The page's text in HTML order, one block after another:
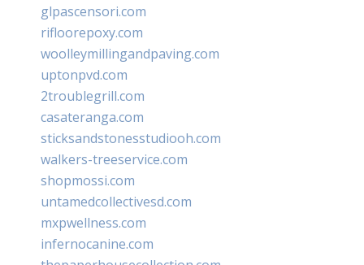
glpascensori.com
rifloorepoxy.com
woolleymillingandpaving.com
uptonpvd.com
2troublegrill.com
casateranga.com
sticksandstonesstudiooh.com
walkers-treeservice.com
shopmossi.com
untamedcollectivesd.com
mxpwellness.com
infernocanine.com